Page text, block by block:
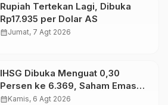
Rupiah Tertekan Lagi, Dibuka
Rp17.935 per Dolar AS
calendar_monthJumat, 7 Agt 2026
IHSG Dibuka Menguat 0,30
Persen ke 6.369, Saham Emas
dan Tambang Jadi Penggerak
calendar_monthKamis, 6 Agt 2026